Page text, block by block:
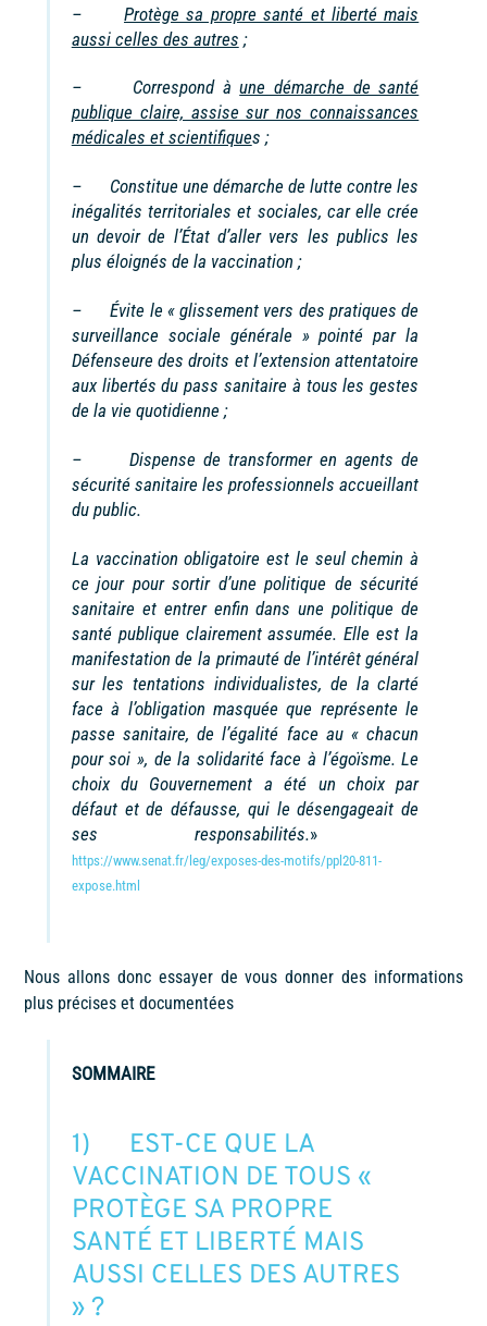
– Protège sa propre santé et liberté mais
aussi celles des autres ;
– Correspond àune démarche de santé
publique claire, assise sur nos connaissances
médicales et scientifiques ;
– Constitue une démarche de lutte contre les
inégalités territoriales et sociales, car elle crée
un devoir de l’État d’aller vers les publics les
plus éloignés de la vaccination ;
– Évite le « glissement vers des pratiques de
surveillance sociale générale » pointé par la
Défenseure des droits et l’extension attentatoire
aux libertés du pass sanitaire à tous les gestes
de la vie quotidienne ;
– Dispense de transformer en agents de
sécurité sanitaire les professionnels accueillant
du public.
La vaccination obligatoire est le seul chemin à
ce jour pour sortir d’une politique de sécurité
sanitaire et entrer enfin dans une politique de
santé publique clairement assumée. Elle est la
manifestation de la primauté de l’intérêt général
sur les tentations individualistes, de la clarté
face à l’obligation masquée que représente le
passe sanitaire, de l’égalité face au « chacun
pour soi », de la solidarité face à l’égoïsme. Le
choix du Gouvernement a été un choix par
défaut et de défausse, qui le désengageait de
ses responsabilités.»
https://www.senat.fr/leg/exposes-des-motifs/ppl20-811-
expose.html
Nous allons donc essayer de vous donner des informations
plus précises et documentées
SOMMAIRE
1) EST-CE QUE LA
VACCINATION DE TOUS «
PROTÈGE SA PROPRE
SANTÉ ET LIBERTÉ MAIS
AUSSI CELLES DES AUTRES
» ?